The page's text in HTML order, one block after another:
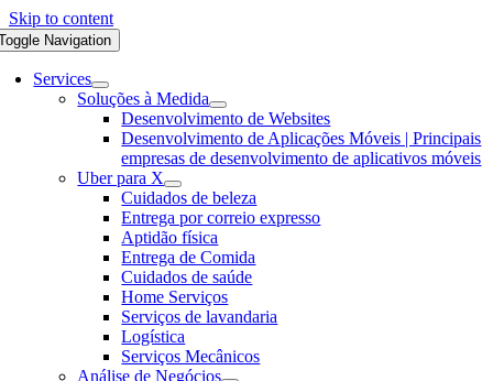
Skip to content
Navigation
Services
Soluções à Medida
Desenvolvimento de Websites
Desenvolvimento de Aplicações Móveis | Principais
empresas de desenvolvimento de aplicativos móveis
Uber para X
Cuidados de beleza
Entrega por correio expresso
Aptidão física
Entrega de Comida
Cuidados de saúde
Home Serviços
Serviços de lavandaria
Logística
Serviços Mecânicos
Análise de Negócios